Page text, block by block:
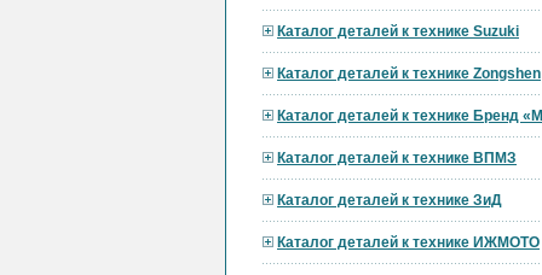
Каталог деталей к технике Suzuki
Каталог деталей к технике Zongshen
Каталог деталей к технике Бренд
Каталог деталей к технике ВПМЗ
Каталог деталей к технике ЗиД
Каталог деталей к технике ИЖМОТО